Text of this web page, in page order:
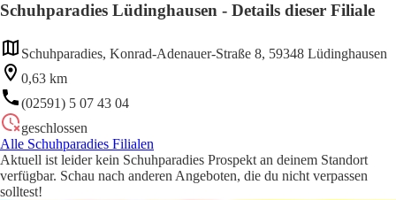
Schuhparadies Lüdinghausen - Details dieser Filiale
Schuhparadies, Konrad-Adenauer-Straße 8, 59348 Lüdinghausen
0,63 km
(02591) 5 07 43 04
geschlossen
Alle Schuhparadies Filialen
Aktuell ist leider kein Schuhparadies Prospekt an deinem Standort
verfügbar. Schau nach anderen Angeboten, die du nicht verpassen
solltest!